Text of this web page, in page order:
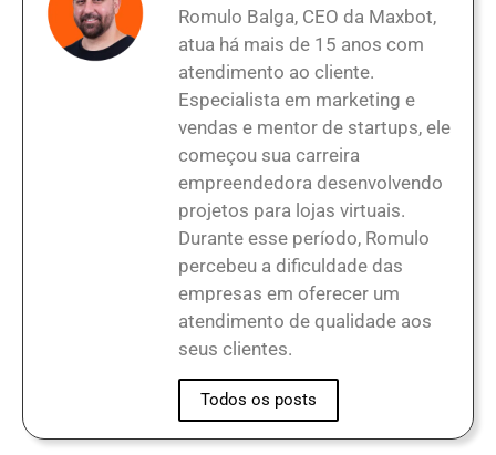
Romulo Balga, CEO da Maxbot,
atua há mais de 15 anos com
atendimento ao cliente.
Especialista em marketing e
vendas e mentor de startups, ele
começou sua carreira
empreendedora desenvolvendo
projetos para lojas virtuais.
Durante esse período, Romulo
percebeu a dificuldade das
empresas em oferecer um
atendimento de qualidade aos
seus clientes.
Todos os posts